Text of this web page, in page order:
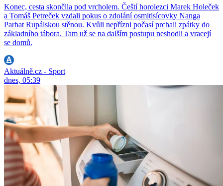
Konec, cesta skončila pod vrcholem. Čeští horolezci Marek Holeček
a Tomáš Petreček vzdali pokus o zdolání osmitisícovky Nanga
Parbat Rupálskou stěnou. Kvůli nepřízni počasí prchali zpátky do
základního tábora. Tam už se na dalším postupu neshodli a vracejí
se domů.
Aktuálně.cz - Sport
dnes, 05:39